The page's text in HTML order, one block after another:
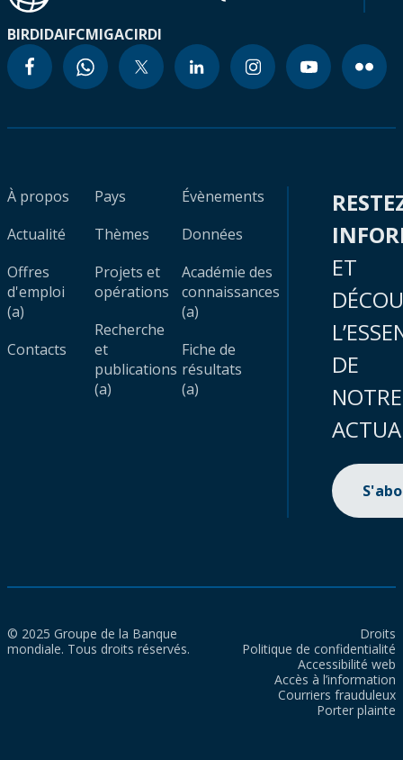
BIRDIDAIFCMIGACIRDI
À propos
Actualité
Offres
d'emploi
(a)
Contacts
Pays
Thèmes
Projets et
opérations
Recherche
et
publications
(a)
Évènements
Données
Académie des
connaissances
(a)
Fiche de
résultats
(a)
ET
DE
NOTRE
© 2025 Groupe de la Banque
mondiale. Tous droits réservés.
Droits
Politique de confidentialité
Accessibilité web
Accès à l’information
Courriers frauduleux
Porter plainte